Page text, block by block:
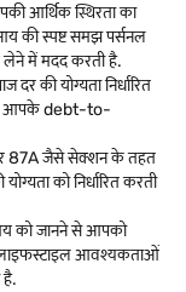
आर्थिक स्थिरता का
की स्पष्ट समझ पर्सनल
लेने में मदद करती है.
दर की योग्यता निर्धारित
आपके debt-to-
87A जैसे सेक्शन के तहत
को निर्धारित करती
को जानने से आपको
लाइफस्टाइल आवश्यकताओं